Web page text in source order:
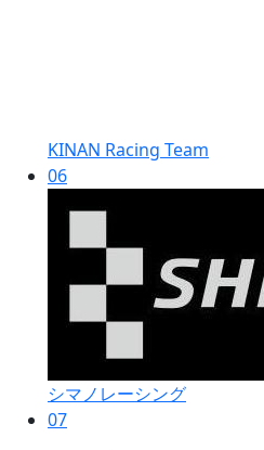
KINAN Racing Team
06
シマノレーシング
07